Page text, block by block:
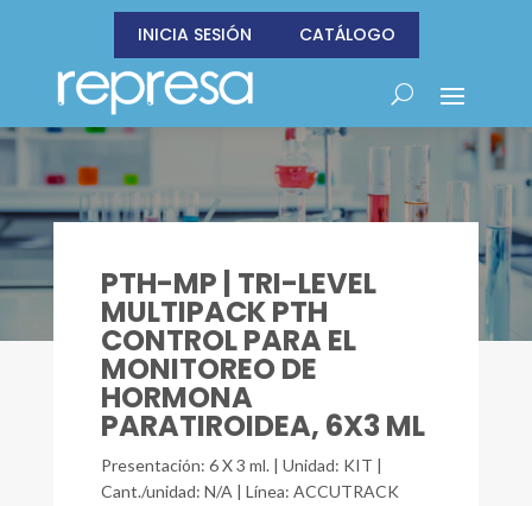
INICIA SESIÓN CATÁLOGO
PTH-MP | TRI-LEVEL
MULTIPACK PTH
CONTROL PARA EL
MONITOREO DE
HORMONA
PARATIROIDEA, 6X3 ML
Presentación: 6 X 3 ml. | Unidad: KIT |
Cant./unidad: N/A | Línea: ACCUTRACK